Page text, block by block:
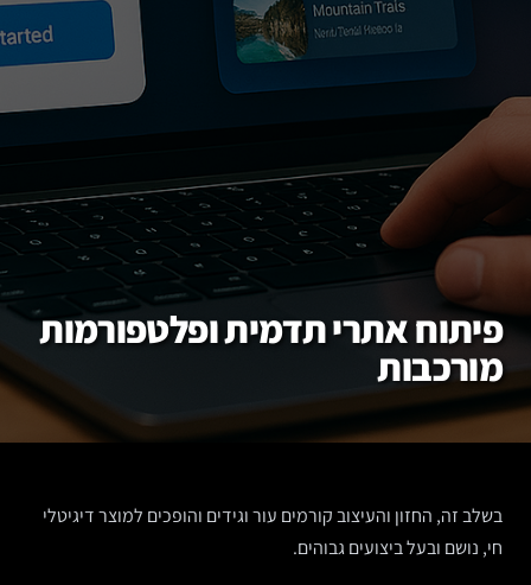
פיתוח אתרי תדמית ופלטפורמות
מורכבות
בשלב זה, החזון והעיצוב קורמים עור וגידים והופכים למוצר דיגיטלי
חי, נושם ובעל ביצועים גבוהים.